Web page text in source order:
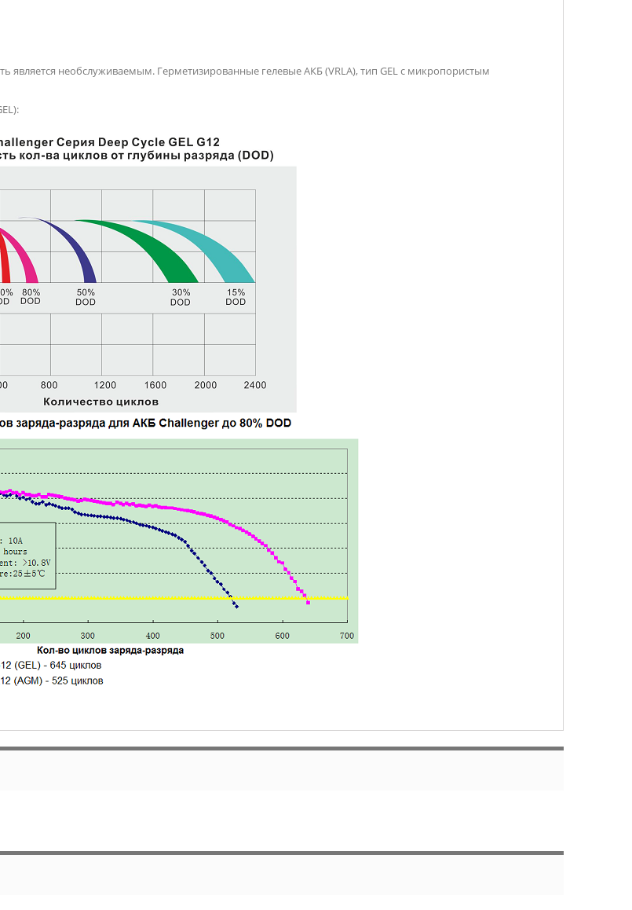
является необслуживаемым. Герметизированные гелевые АКБ (VRLA), тип GEL с микропористым